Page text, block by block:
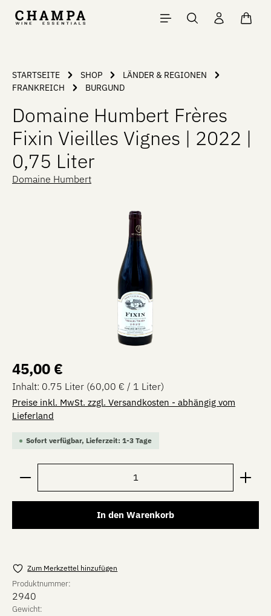
Zum Hauptinhalt springen
STARTSEITE SHOP
LÄNDER & REGIONEN
FRANKREICH
BURGUND
Domaine Humbert Frères
Fixin Vieilles Vignes | 2022 |
0,75 Liter
Domaine Humbert
Regulärer Preis:
45,00 €
Inhalt: 0.75 Liter (60,00 € / 1 Liter)
Preise inkl. MwSt. zzgl. Versandkosten - abhängig vom
Lieferland
Sofort verfügbar, Lieferzeit: 1-3 Tage
Produkt Anzahl: Gib den gewünschten Wert ein
In den Warenkorb
Zum Merkzettel hinzufügen
Produktnummer:
2940
Gewicht: